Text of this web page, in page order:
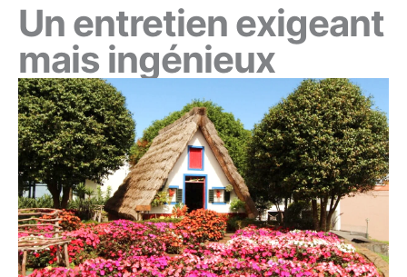
Un entretien exigeant
mais ingénieux